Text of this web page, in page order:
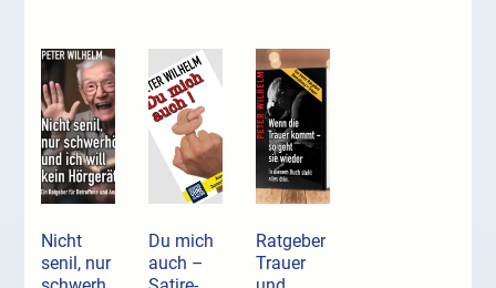
Nicht
senil, nur
Du mich
auch –
Ratgeber
Trauer